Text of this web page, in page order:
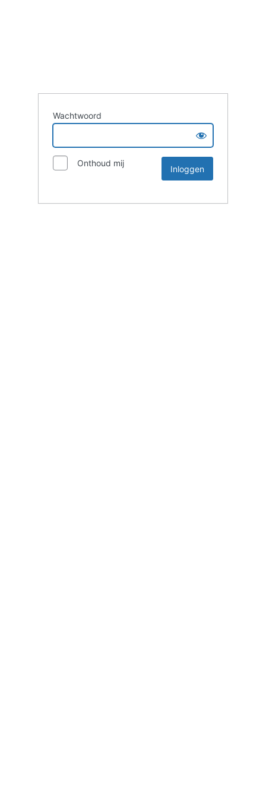
Wachtwoord
Onthoud mij